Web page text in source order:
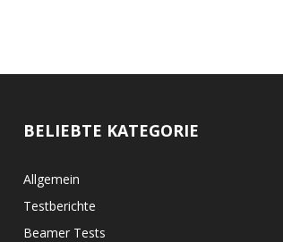
BELIEBTE KATEGORIE
Allgemein
Testberichte
Beamer Tests